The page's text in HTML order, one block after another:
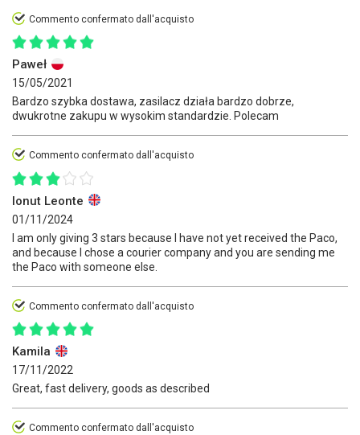
Commento confermato dall'acquisto
Paweł
15/05/2021
Bardzo szybka dostawa, zasilacz działa bardzo dobrze,
dwukrotne zakupu w wysokim standardzie. Polecam
Commento confermato dall'acquisto
Ionut Leonte
01/11/2024
I am only giving 3 stars because I have not yet received the Paco,
and because I chose a courier company and you are sending me
the Paco with someone else.
Commento confermato dall'acquisto
Kamila
17/11/2022
Great, fast delivery, goods as described
Commento confermato dall'acquisto